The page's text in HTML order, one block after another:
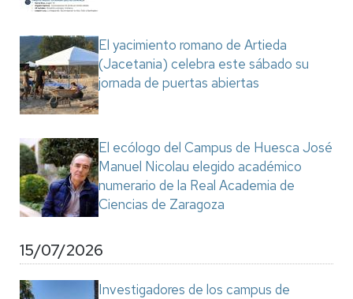
El yacimiento romano de Artieda
(Jacetania) celebra este sábado su
jornada de puertas abiertas
El ecólogo del Campus de Huesca José
Manuel Nicolau elegido académico
numerario de la Real Academia de
Ciencias de Zaragoza
15/07/2026
Investigadores de los campus de